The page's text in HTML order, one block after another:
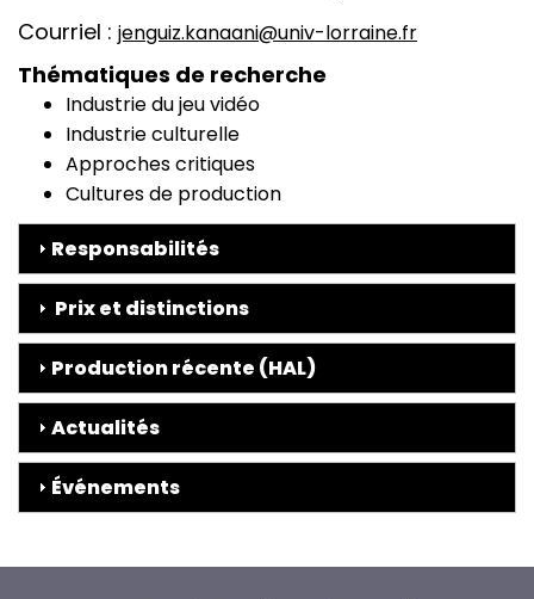
Courriel jenguiz.kanaani@univ-lorraine.fr
Thématiques de recherche
Industrie du jeu vidéo
Industrie culturelle
Approches critiques
Cultures de production
Responsabilités
Prix et distinctions
Production récente (HAL)
Actualités
Événements